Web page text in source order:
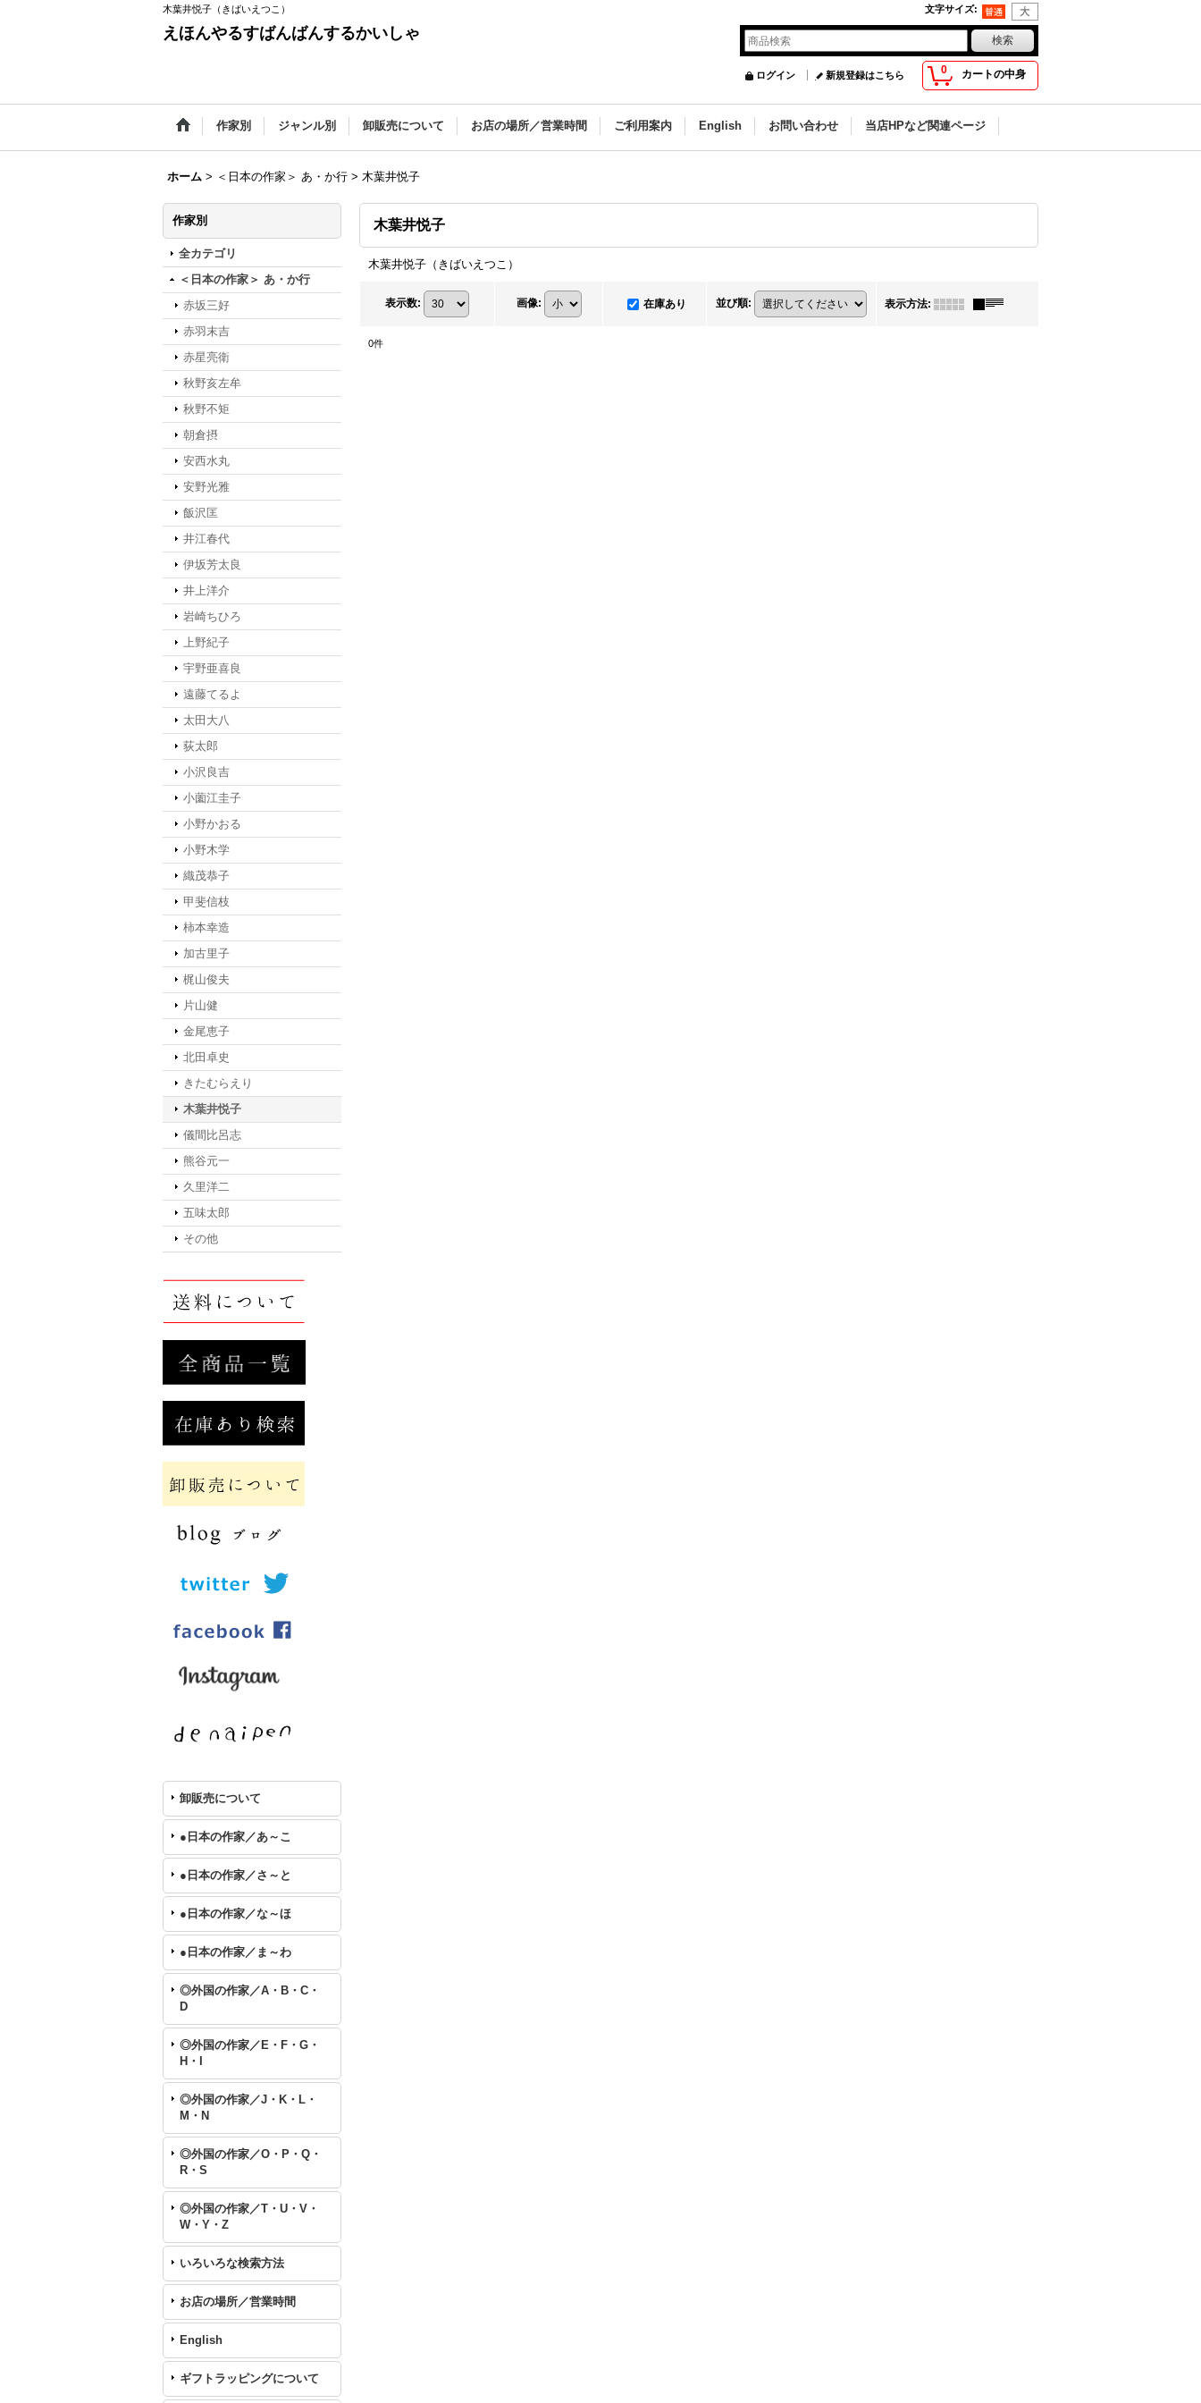
木葉井悦子（きばいえつこ） 文字サイズ:
えほんやるすばんばんするかいしゃ
0 カートの中身
ログイン 新規登録はこちら
作家別 ジャンル別 卸販売について お店の場所／営業時間 ご利用案内 English お問い合わせ 当店HPなど関連ページ
ホーム > ＜日本の作家＞ あ・か行 > 木葉井悦子
作家別
全カテゴリ
＜日本の作家＞ あ・か行
赤坂三好
赤羽末吉
赤星亮衛
秋野亥左牟
秋野不矩
朝倉摂
安西水丸
安野光雅
飯沢匡
井江春代
伊坂芳太良
井上洋介
岩崎ちひろ
上野紀子
宇野亜喜良
遠藤てるよ
太田大八
荻太郎
小沢良吉
小薗江圭子
小野かおる
小野木学
織茂恭子
甲斐信枝
柿本幸造
加古里子
梶山俊夫
片山健
金尾恵子
北田卓史
きたむらえり
木葉井悦子
儀間比呂志
熊谷元一
久里洋二
五味太郎
その他
卸販売について
●日本の作家／あ～こ
●日本の作家／さ～と
●日本の作家／な～ほ
●日本の作家／ま～わ
◎外国の作家／A・B・C・
D
◎外国の作家／E・F・G・
H・I
◎外国の作家／J・K・L・
M・N
◎外国の作家／O・P・Q・
R・S
◎外国の作家／T・U・V・
W・Y・Z
いろいろな検索方法
お店の場所／営業時間
English
ギフトラッピングについて
木葉井悦子
木葉井悦子（きばいえつこ）
表示数: 画像: 在庫あり 並び順: 表示方法:
0件